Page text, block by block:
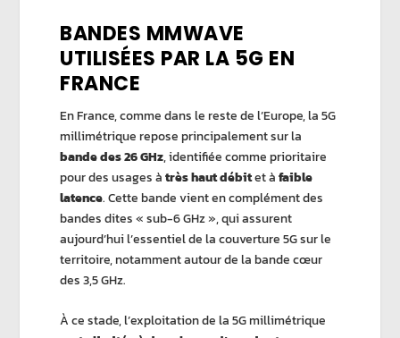
BANDES MMWAVE
UTILISÉES PAR LA 5G EN
FRANCE
En France, comme dans le reste de l’Europe, la 5G
millimétrique repose principalement sur la
bande des 26 GHz, identifiée comme prioritaire
pour des usages àtrès haut débitet àfaible
latence. Cette bande vient en complément des
bandes dites « sub-6 GHz », qui assurent
aujourd’hui l’essentiel de la couverture 5G sur le
territoire, notamment autour de la bande cœur
des 3,5 GHz.
À ce stade, l’exploitation de la 5G millimétrique